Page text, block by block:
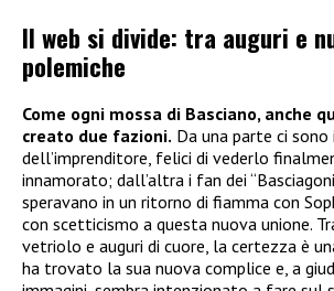
Il web si divide: tra auguri e
polemiche
Come ogni mossa di Basciano, anche
creato due fazioni. Da una parte ci
dell’imprenditore, felici di vederlo
innamorato; dall’altra i fan dei
speravano in un ritorno di fiamma con
con scetticismo a questa nuova unione.
vetriolo e auguri di cuore, la certezza è
ha trovato la sua nuova complice e, a